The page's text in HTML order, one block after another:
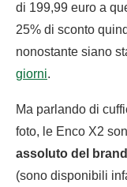
di 199,99 euro a
25% di sconto
nonostante siano
giorni.
Ma parlando di
foto, le Enco X2
assoluto del brand
(sono disponibili